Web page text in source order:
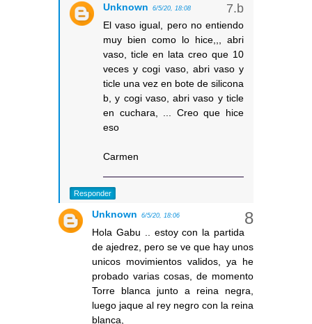
Unknown 6/5/20, 18:08
El vaso igual, pero no entiendo
muy bien como lo hice,,, abri
vaso, ticle en lata creo que 10
veces y cogi vaso, abri vaso y
ticle una vez en bote de silicona
b, y cogi vaso, abri vaso y ticle
en cuchara, ... Creo que hice
eso
Carmen
Responder
Unknown 6/5/20, 18:06
Hola Gabu .. estoy con la partida
de ajedrez, pero se ve que hay unos
unicos movimientos validos, ya he
probado varias cosas, de momento
Torre blanca junto a reina negra,
luego jaque al rey negro con la reina
blanca,